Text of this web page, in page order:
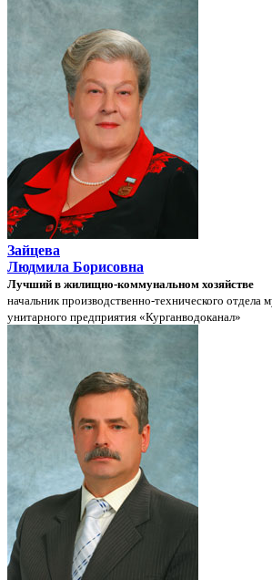
Зайцева
Людмила Борисовна
Лучший в жилищно-коммунальном хозяйстве
начальник производственно-технического отдела
унитарного предприятия «Курганводоканал»